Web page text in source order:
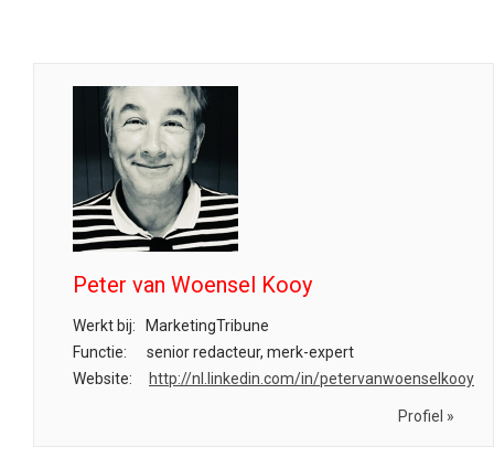
Peter van Woensel Kooy
Werkt bij:
MarketingTribune
Functie:
senior redacteur, merk-expert
Website:
http://nl.linkedin.com/in/petervanwoenselkooy
Profiel »